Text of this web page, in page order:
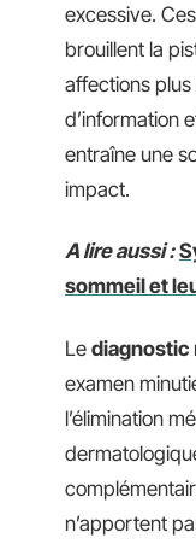
excessive.
brouillent la
affections
d’information
entraîne une
impact.
A lire aussi :
sommeil et
Le diagnostic
examen
l’élimination
n’apportent